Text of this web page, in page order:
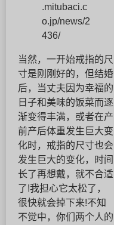
.mitubaci.c
o.jp/news/2
436/
当然，一开始戒指的尺
寸是刚刚好的，但结婚
后，当丈夫因为幸福的
日子和美味的饭菜而逐
渐变得丰满，或者在产
前产后体重发生巨大变
化时，戒指的尺寸也会
发生巨大的变化，时间
长了再想戴，就不合适
了!我担心它太松了，
很快就会掉下来!不知
不觉中，你们两个人的